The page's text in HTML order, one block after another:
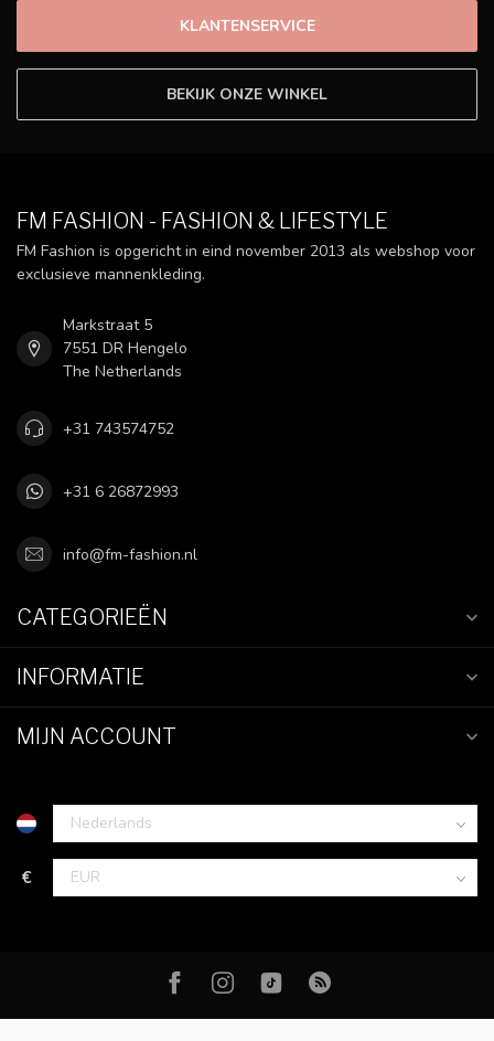
KLANTENSERVICE
BEKIJK ONZE WINKEL
FM FASHION - FASHION & LIFESTYLE
FM Fashion is opgericht in eind november 2013 als webshop voor
exclusieve mannenkleding.
Markstraat 5
7551 DR Hengelo
The Netherlands
+31 743574752
+31 6 26872993
info@fm-fashion.nl
CATEGORIEËN
INFORMATIE
MIJN ACCOUNT
€